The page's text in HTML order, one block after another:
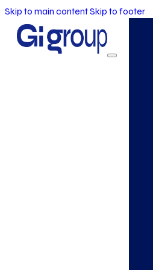
Skip to main contentSkip to footer